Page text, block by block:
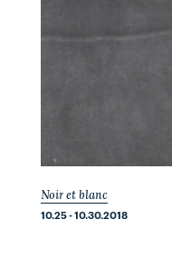
Noir et blanc
10.25 - 10.30.2018